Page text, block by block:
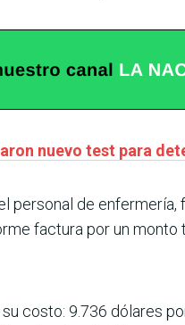
nuevo test para
personal de
factura por un
costo: 9.736 dólares